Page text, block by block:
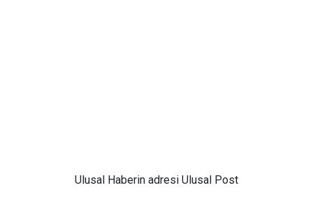
Ulusal Haberin adresi Ulusal Post